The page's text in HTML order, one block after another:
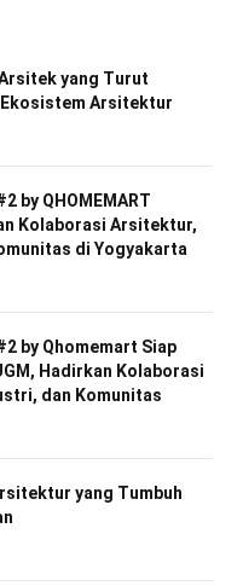
yang Turut
Ekosistem Arsitektur
by QHOMEMART
Kolaborasi Arsitektur,
di Yogyakarta
by Qhomemart Siap
Hadirkan Kolaborasi
dan Komunitas
yang Tumbuh